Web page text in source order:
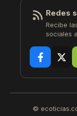
Redes
Recibe
sociales
©